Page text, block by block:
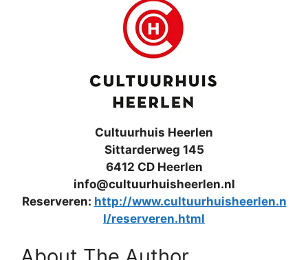
Cultuurhuis Heerlen
Sittarderweg 145
6412 CD Heerlen
info@cultuurhuisheerlen.nl
Reserveren: http://www.cultuurhuisheerlen.n
l/reserveren.html